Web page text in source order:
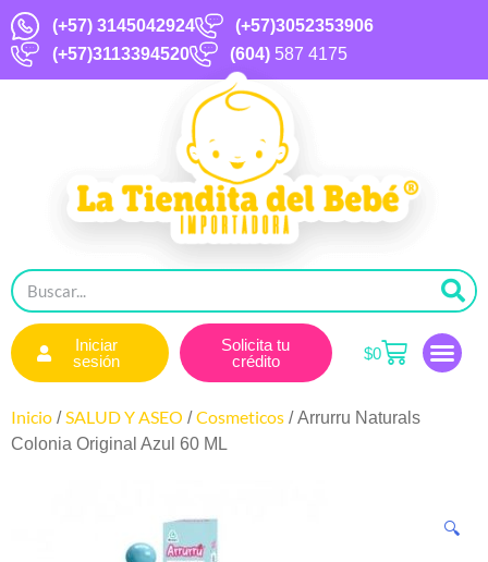
(+57) 3145042924
(+57)3052353906
(+57)3113394520
(604) 587 4175
Iniciar
sesión
Solicita tu
crédito
$0
Inicio /SALUD Y ASEO /Cosmeticos / Arrurru Naturals
Colonia Original Azul 60 ML
🔍